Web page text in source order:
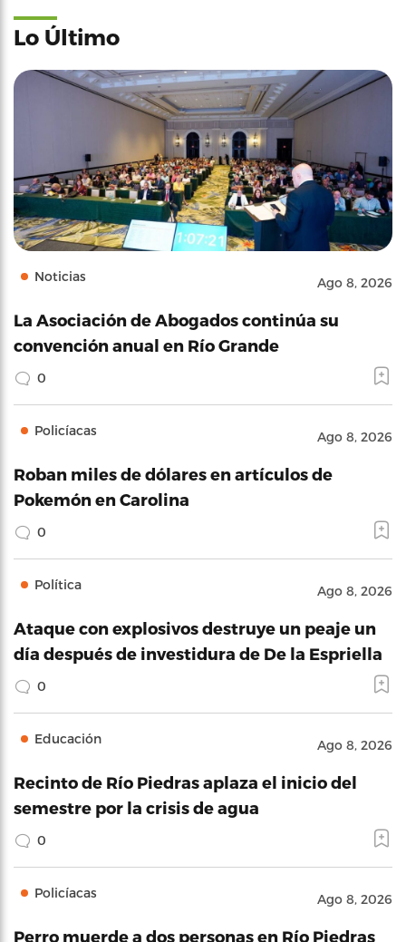
Lo Último
Noticias Ago 8, 2026
La Asociación de Abogados continúa su
convención anual en Río Grande
0
Policíacas Ago 8, 2026
Roban miles de dólares en artículos de
Pokemón en Carolina
0
Política Ago 8, 2026
Ataque con explosivos destruye un peaje un
día después de investidura de De la Espriella
0
Educación Ago 8, 2026
Recinto de Río Piedras aplaza el inicio del
semestre por la crisis de agua
0
Policíacas Ago 8, 2026
Perro muerde a dos personas en Río Piedras